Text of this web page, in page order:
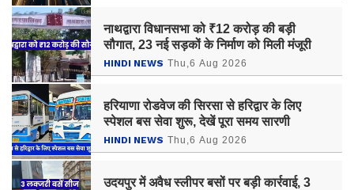
नाथद्वारा विधानसभा को ₹12 करोड़ की बड़ी
सौगात, 23 नई सड़कों के निर्माण को मिली मंजूरी
HINDI NEWS Thu,6 Aug 2026
हरियाणा रोडवेज की सिरसा से हरिद्वार के लिए
स्पेशल बस सेवा शुरू, देखें पूरा समय सारणी
HINDI NEWS Thu,6 Aug 2026
उदयपुर में अवैध स्लीपर बसों पर बड़ी कार्रवाई, 3